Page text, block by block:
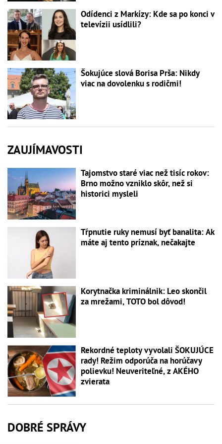
Odídenci z Markízy: Kde sa po konci v
televízii usídlili?
Šokujúce slová Borisa Prša: Nikdy
viac na dovolenku s rodičmi!
ZAUJÍMAVOSTI
Tajomstvo staré viac než tisíc rokov:
Brno možno vzniklo skôr, než si
historici mysleli
Tŕpnutie ruky nemusí byť banalita: Ak
máte aj tento príznak, nečakajte
Korytnačka kriminálnik: Leo skončil
za mrežami, TOTO bol dôvod!
Rekordné teploty vyvolali ŠOKUJÚCE
rady! Režim odporúča na horúčavy
polievku! Neuveriteľné, z AKÉHO
zvierata
DOBRÉ SPRÁVY